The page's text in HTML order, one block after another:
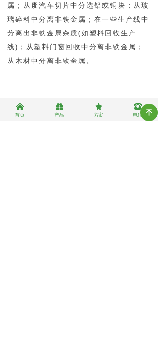
属；从废汽车切片中分选铝或铜块；从玻
璃碎料中分离非铁金属；在一些生产线中
分离出非铁金属杂质(如塑料回收生产
线)；从塑料门窗回收中分离非铁金属；
从木材中分离非铁金属。
낀
首页
끣
产品
끄
方案
뀰
电话 녠